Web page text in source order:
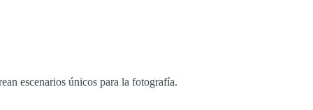
escenarios únicos para la fotografía.